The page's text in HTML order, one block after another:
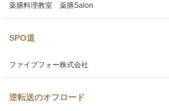
薬膳料理教室 薬膳Salon
SPO道
ファイブフォー株式会社
逆転送のオフロード